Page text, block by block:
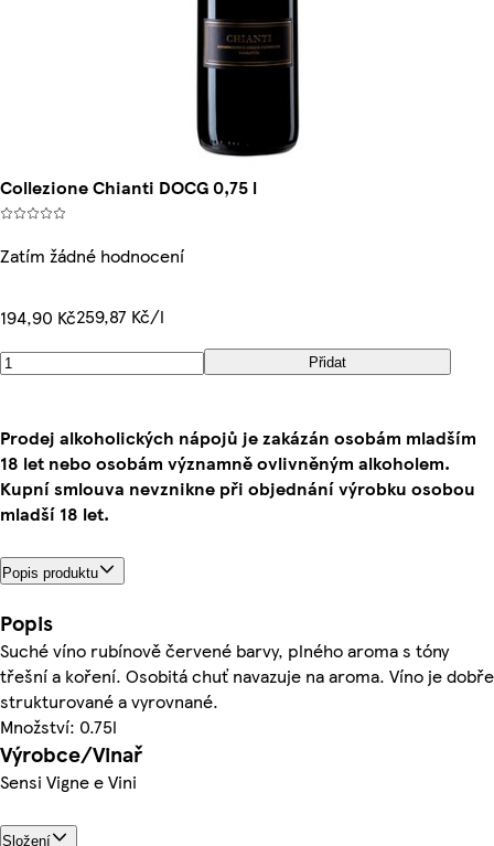
Collezione Chianti DOCG 0,75 l
Zatím žádné hodnocení
194,90 Kč259,87 Kč/l
Přidat
Prodej alkoholických nápojů je zakázán osobám mladším
18 let nebo osobám významně ovlivněným alkoholem.
Kupní smlouva nevznikne při objednání výrobku osobou
mladší 18 let.
Popis produktu
Popis
Suché víno rubínově červené barvy, plného aroma s tóny
třešní a koření. Osobitá chuť navazuje na aroma. Víno je dobře
strukturované a vyrovnané.
Množství: 0.75l
Výrobce/Vinař
Sensi Vigne e Vini
Složení